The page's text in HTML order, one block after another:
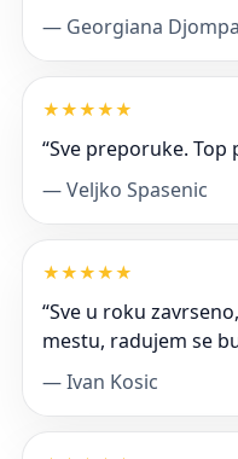
— Georgiana
★★★★★
“Sve preporuke.
— Veljko Spasenic
★★★★★
“Sve u roku
mestu, radujem se
— Ivan Kosic